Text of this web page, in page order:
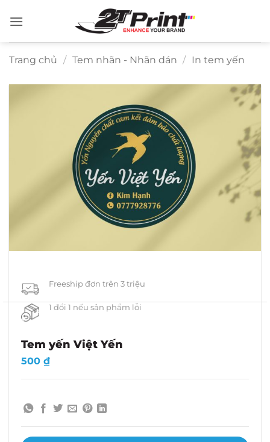
qua
Trang chủ / Tem nhãn - Nhãn dán / In tem yến
Freeship đơn trên 3 triệu
1 đổi 1 nếu sản phẩm lỗi
Tem yến Việt Yến
500 ₫